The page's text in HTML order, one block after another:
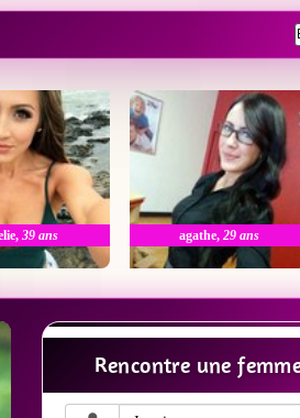
, 39 ans agathe, 29 ans
Rencontre une